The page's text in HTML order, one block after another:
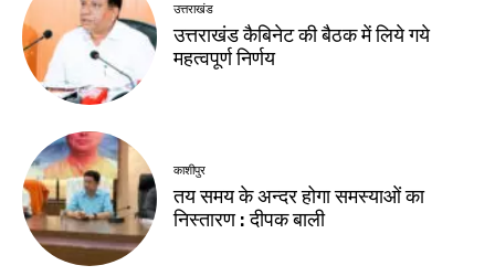
उत्तराखंड
उत्तराखंड कैबिनेट की बैठक में लिये गये
महत्वपूर्ण निर्णय
काशीपुर
तय समय के अन्दर होगा समस्याओं का
निस्तारण : दीपक बाली